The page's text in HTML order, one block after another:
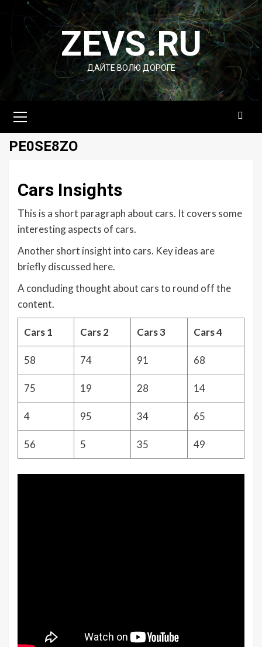
Перейти
содержимомуZEVS.RU
ДАЙТЕ ВОЛЮ ДОРОГЕ
меню
PE0SE8ZO
Cars Insights
This is a short paragraph about cars. It covers some
interesting aspects of cars.
Another short insight into cars. Key ideas are
briefly discussed here.
A concluding thought about cars to round off the
content.
Cars 1 Cars 2 Cars 3 Cars 4
58 74 91 68
75 19 28 14
4 95 34 65
56 5 35 49